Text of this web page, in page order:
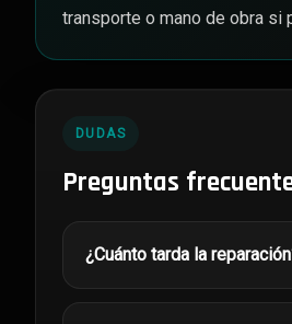
transporte o mano de obra si
DUDAS
Preguntas
¿Cuánto tarda la